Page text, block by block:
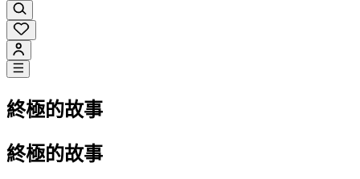
終極的故事
終極的故事